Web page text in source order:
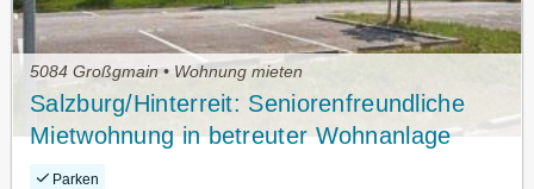
5084 Großgmain • Wohnung mieten
Salzburg/Hinterreit: Seniorenfreundliche
Mietwohnung in betreuter Wohnanlage
Haus A, Top 29 mit ca. 51,60m² WNFL.
Parken